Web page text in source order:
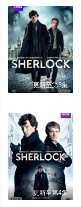
更新至第3集
更新至第4集